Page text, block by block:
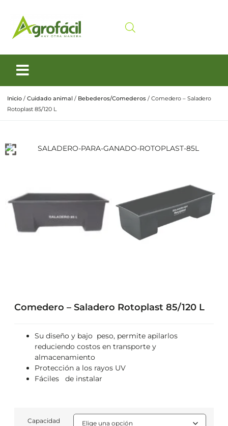
Inicio / Cuidado animal / Bebederos/Comederos / Comedero – Saladero
Rotoplast 85/120 L
Comedero – Saladero Rotoplast 85/120 L
Su diseño y bajo peso, permite apilarlos
reduciendo costos en transporte y
almacenamiento
Protección a los rayos UV
Fáciles de instalar
Capacidad